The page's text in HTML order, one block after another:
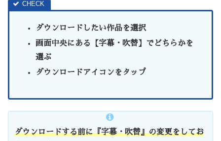
ダウンロードしたい作品を選択
画面中央にある【字幕・吹替】でどちらかを
選ぶ
ダウンロードアイコンをタップ
ダウンロードする前に『字幕・吹替』の変更をしてお